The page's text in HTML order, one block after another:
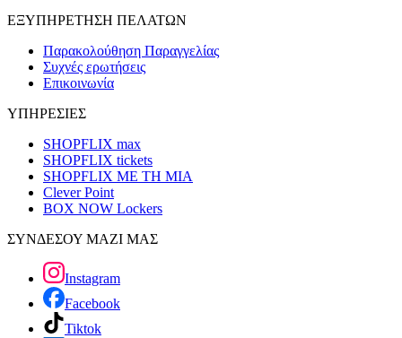
ΕΞΥΠΗΡΕΤΗΣΗ ΠΕΛΑΤΩΝ
Παρακολούθηση Παραγγελίας
Συχνές ερωτήσεις
Επικοινωνία
ΥΠΗΡΕΣΙΕΣ
SHOPFLIX max
SHOPFLIX tickets
SHOPFLIX ΜΕ ΤΗ ΜΙΑ
Clever Point
BOX NOW Lockers
ΣΥΝΔΕΣΟΥ ΜΑΖΙ ΜΑΣ
Instagram
Facebook
Tiktok